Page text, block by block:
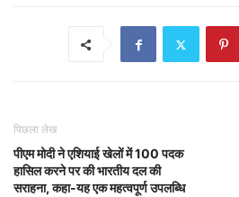
पिछला लेख
पीएम मोदी ने एशियाई खेलों में 100 पदक
हासिल करने पर की भारतीय दल की
सराहना, कहा-यह एक महत्वपूर्ण उपलब्धि